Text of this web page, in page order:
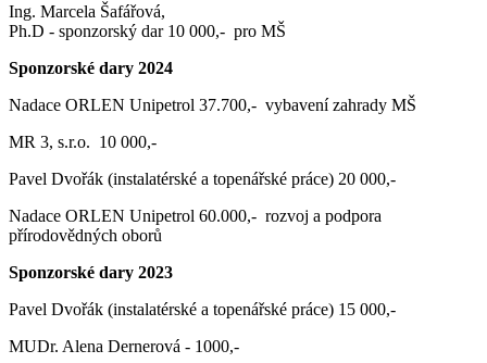
Ing. Marcela Šafářová,
Ph.D - sponzorský dar 10 000,- pro MŠ
Sponzorské dary 2024
Nadace ORLEN Unipetrol 37.700,- vybavení zahrady MŠ
MR 3, s.r.o. 10 000,-
Pavel Dvořák (instalatérské a topenářské práce) 20 000,-
Nadace ORLEN Unipetrol 60.000,- rozvoj a podpora
přírodovědných oborů
Sponzorské dary 2023
Pavel Dvořák (instalatérské a topenářské práce) 15 000,-
MUDr. Alena Dernerová - 1000,-